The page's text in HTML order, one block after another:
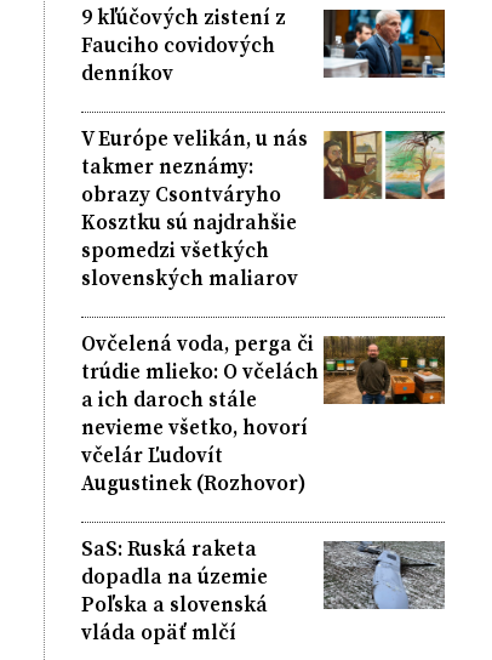
9 kľúčových zistení z
Fauciho covidových
denníkov
V Európe velikán, u nás
takmer neznámy:
obrazy Csontváryho
Kosztku sú najdrahšie
spomedzi všetkých
slovenských maliarov
Ovčelená voda, perga či
trúdie mlieko: O včelách
a ich daroch stále
nevieme všetko, hovorí
včelár Ľudovít
Augustinek (Rozhovor)
SaS: Ruská raketa
dopadla na územie
Poľska a slovenská
vláda opäť mlčí